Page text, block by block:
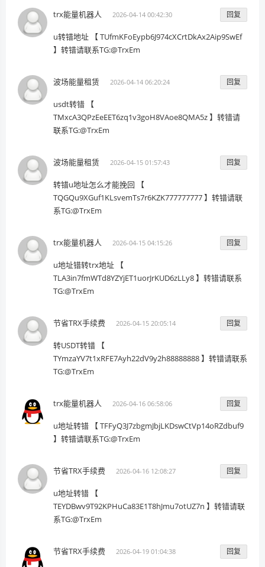
trx能量机器人 2026-04-14 00:42:30 回复
u转错地址 【 TUfmKFoEypb6J974cXCrtDkAx2Aip9SwEf
】转错请联系TG:@TrxEm
波场能量租赁 2026-04-14 06:20:24 回复
usdt转错 【
TMxcA3QPzEeEET6zq1v3goH8VAoe8QMA5z 】转错请
联系TG:@TrxEm
波场能量租赁 2026-04-15 01:57:43 回复
转错u地址怎么才能挽回 【
TQGQu9XGuf1KLsvemTs7r6KZK777777777 】转错请联
系TG:@TrxEm
trx能量机器人 2026-04-15 04:15:26 回复
u地址错转trx地址 【
TLA3in7fmWTd8YZYjET1uorJrKUD6zLLy8 】转错请联系
TG:@TrxEm
节省TRX手续费 2026-04-15 20:05:14 回复
转USDT转错 【
TYmzaYV7t1xRFE7Ayh22dV9y2h88888888 】转错请联系
TG:@TrxEm
trx能量机器人 2026-04-16 06:58:06 回复
u地址转错 【 TFFyQ3J7zbgmJbjLKDswCtVp14oRZdbuf9
】转错请联系TG:@TrxEm
节省TRX手续费 2026-04-16 12:08:27 回复
u地址转错 【
TEYDBwv9T92KPHuCa83E1T8hJmu7otUZ7n 】转错请联
系TG:@TrxEm
节省TRX手续费 2026-04-19 01:04:38 回复